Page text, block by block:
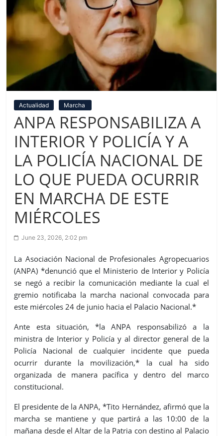
Actualidad Marcha
ANPA RESPONSABILIZA A
INTERIOR Y POLICÍA Y A
LA POLICÍA NACIONAL DE
LO QUE PUEDA OCURRIR
EN MARCHA DE ESTE
MIÉRCOLES
June 23, 2026, 2:02 pm
La Asociación Nacional de Profesionales Agropecuarios
(ANPA) *denunció que el Ministerio de Interior y Policía
se negó a recibir la comunicación mediante la cual el
gremio notificaba la marcha nacional convocada para
este miércoles 24 de junio hacia el Palacio Nacional.*
Ante esta situación, *la ANPA responsabilizó a la
ministra de Interior y Policía y al director general de la
Policía Nacional de cualquier incidente que pueda
ocurrir durante la movilización,* la cual ha sido
organizada de manera pacífica y dentro del marco
constitucional.
El presidente de la ANPA, *Tito Hernández, afirmó que la
marcha se mantiene y que partirá a las 10:00 de la
mañana desde el Altar de la Patria con destino al Palacio